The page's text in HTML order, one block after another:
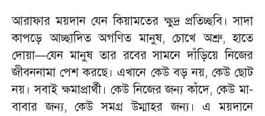
​আরাফার ময়দান যেন কিয়ামতের ক্ষুদ্র প্রতিচ্ছবি। সাদা
কাপড়ে আচ্ছাদিত অগণিত মানুষ, চোখে অশ্রু, হাতে
দোয়া—যেন মানুষ তার রবের সামনে দাঁড়িয়ে নিজের
জীবননামা পেশ করছে। এখানে কেউ বড় নয়, কেউ ছোট
নয়। সবাই ক্ষমাপ্রার্থী। কেউ নিজের জন্য কাঁদে, কেউ মা-
বাবার জন্য, কেউ সমগ্র উম্মাহর জন্য। এ ময়দানে